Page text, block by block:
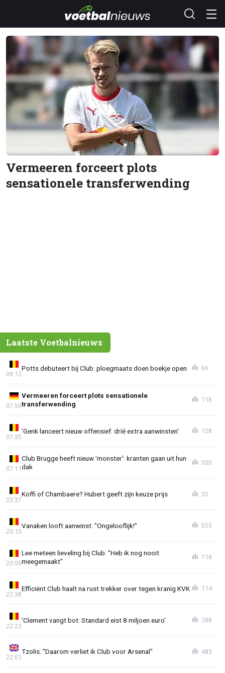
Vermeeren forceert plots
sensationele transferwending
Laatste Voetbalnieuws
Potts debuteert bij Club: ploegmaats doen boekje open
08:12
66
Vermeeren forceert plots sensationele
transferwending
07:50
118
'Genk lanceert nieuw offensief: dríé extra aanwinsten'
07:35
128
Club Brugge heeft nieuw 'monster': kranten gaan uit hun
dak
07:11
330
Koffi of Chambaere? Hubert geeft zijn keuze prijs
23:37
55
Vanaken looft aanwinst: "Ongelooflijk!"
23:13
553
Lee meteen lieveling bij Club: "Heb ik nog nooit
meegemaakt"
23:00
718
Efficiënt Club haalt na rust trekker over tegen kranig KVK
22:38
114
'Clement vangt bot: Standard eist 8 miljoen euro'
22:22
288
Tzolis: "Daarom verliet ik Club voor Arsenal"
22:01
483